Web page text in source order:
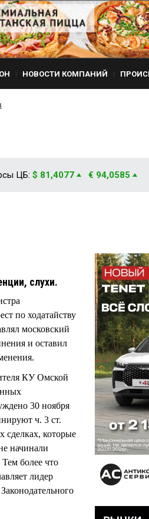
НОВОСТИ КОМПАНИЙ
ЦБ: $ 81,4077 € 94,0585
слухи.
по ходатайству
московский
и оставил
КУ Омской
30 ноября
ч. 3 ст.
которые
начинали
более что
лидер